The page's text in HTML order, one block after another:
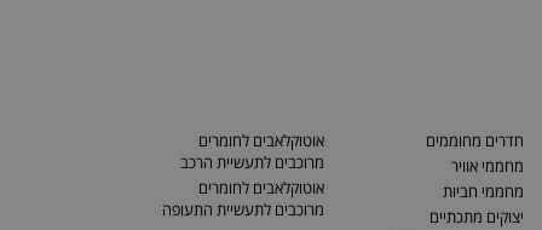
חדרים מחוממים
מחממי אוויר
מחממי חביות
יצוקים מתכתיים
אוטוקלאבים לחומרים
מרוכבים לתעשיית הרכב
אוטוקלאבים לחומרים
מרוכבים לתעשיית התעופה